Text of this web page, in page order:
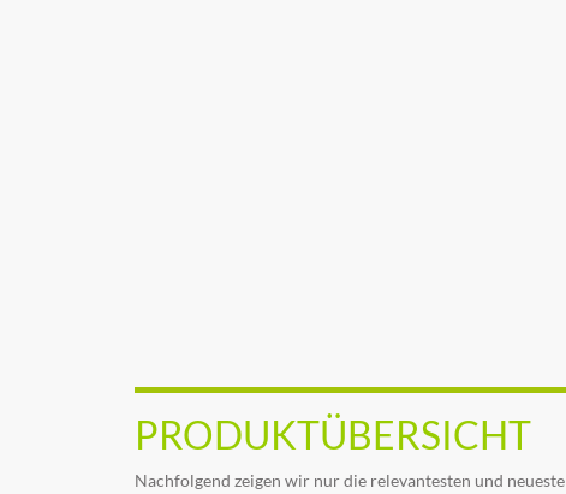
PRODUKTÜBERSICHT
Nachfolgend zeigen wir nur die relevantesten und